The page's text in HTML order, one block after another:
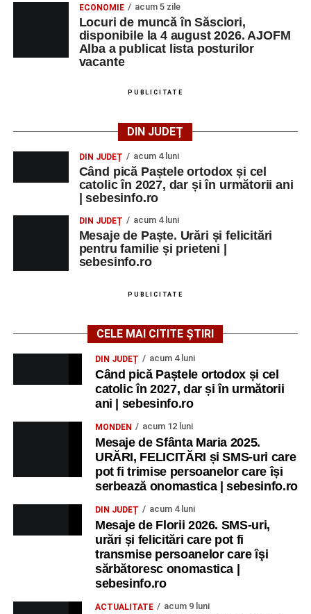
ECONOMIE acum 5 zile
Locuri de muncă în Săsciori,
disponibile la 4 august 2026. AJOFM
Alba a publicat lista posturilor
vacante
PUBLICITATE
DIN JUDEȚ
DIN JUDEȚ acum 4 luni
Când pică Paștele ortodox și cel
catolic în 2027, dar și în următorii ani
| sebesinfo.ro
DIN JUDEȚ acum 4 luni
Mesaje de Paște. Urări și felicitări
pentru familie și prieteni |
sebesinfo.ro
PUBLICITATE
CELE MAI CITITE ȘTIRI
DIN JUDEȚ acum 4 luni
Când pică Paștele ortodox și cel
catolic în 2027, dar și în următorii
ani | sebesinfo.ro
MONDEN acum 12 luni
Mesaje de Sfânta Maria 2025.
URĂRI, FELICITĂRI și SMS-uri care
pot fi trimise persoanelor care își
serbează onomastica | sebesinfo.ro
DIN JUDEȚ acum 4 luni
Mesaje de Florii 2026. SMS-uri,
urări și felicitări care pot fi
transmise persoanelor care îşi
sărbătoresc onomastica |
sebesinfo.ro
ACTUALITATE acum 9 luni